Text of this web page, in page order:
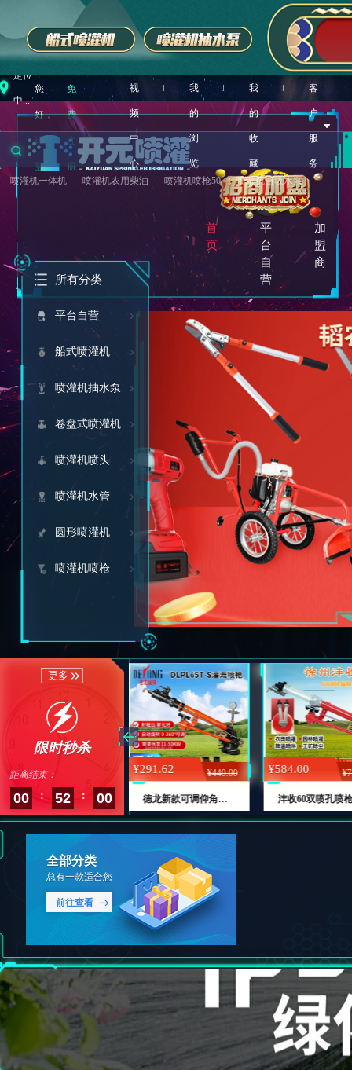
定位
中...
您
好，
请先
登录
免
费
注
册
视
频
中
心
我
的
浏
览
我
的
收
藏
客
户
服
务
喷灌机一体机
喷灌机农用柴油 喷灌机喷枪50 喷灌机自吸水泵
首
页
平
台
自
营
加
盟
商
所有分类
平台自营
船式喷灌机
喷灌机抽水泵
卷盘式喷灌机
喷灌机喷头
喷灌机水管
圆形喷灌机
喷灌机喷枪
更多
限时秒杀
距离结束：
00 : 51 : 55
农用灌溉55型涡轮喷枪金属摇臂浇地神器农用园林喷灌设备雾化喷头
¥291.62 ¥440.00
德龙新款可调仰角涡轮喷枪浇地喷头农业灌溉园林喷灌自动旋转喷枪
¥584.00
全部分类
总有一款适合您
前往查看